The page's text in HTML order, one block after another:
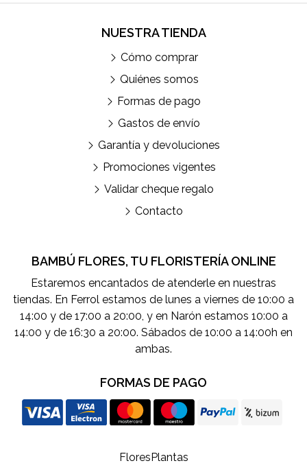
BAMBÚ FLORES, TU FLORISTERÍA ONLINE
Estaremos encantados de atenderle en nuestras
tiendas. En Ferrol estamos de lunes a viernes de 10:00 a
14:00 y de 17:00 a 20:00, y en Narón estamos 10:00 a
14:00 y de 16:30 a 20:00. Sábados de 10:00 a 14:00h en
ambas.
FORMAS DE PAGO
NUESTRA TIENDA
Cómo comprar
Quiénes somos
Formas de pago
Gastos de envío
Garantía y devoluciones
Promociones vigentes
Validar cheque regalo
Contacto
FloresPlantas